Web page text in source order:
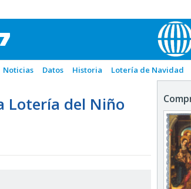
Noticias Datos Historia Lotería de Navidad
Lotería del Niño